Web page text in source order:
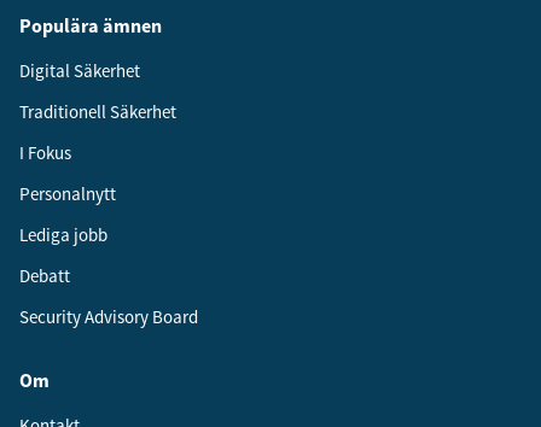
Populära ämnen
Digital Säkerhet
Traditionell Säkerhet
I Fokus
Personalnytt
Lediga jobb
Debatt
Security Advisory Board
Om